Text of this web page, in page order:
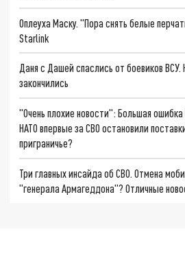
Оплеуха Маску. "Пора снять белые
Starlink
Даня с Дашей спаслись от боевиков
закончились
"Очень плохие новости": Большая
НАТО впервые за СВО остановили
приграничье?
Три главных инсайда об СВО. Отмена
"генерала Армагеддона"? Отличные